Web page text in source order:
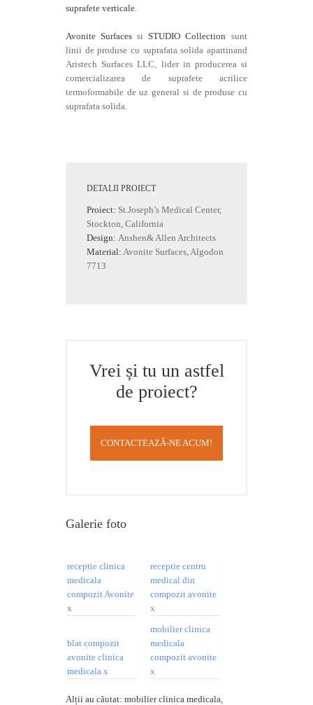
suprafete verticale.
Avonite Surfaces si STUDIO Collection sunt
linii de produse cu suprafata solida apartinand
Aristech Surfaces LLC, lider in producerea si
comercializarea de suprafete acrilice
termoformabile de uz general si de produse cu
suprafata solida.
DETALII PROIECT
Proiect: St.Joseph’s Medical Center,
Stockton, California
Design: Anshen& Allen Architects
Material: Avonite Surfaces, Algodon
7713
Vrei și tu un astfel
de proiect?
CONTACTEAZĂ-NE ACUM!
Galerie foto
Alții au căutat: mobilier clinica medicala,